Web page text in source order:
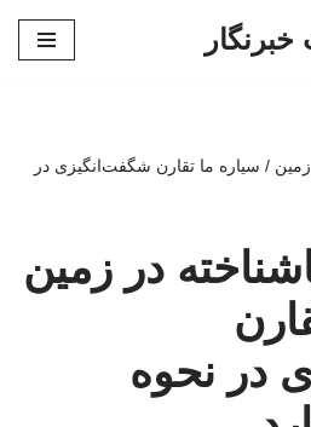
/ سیاره ما تقارن شگفت‌انگیزی در
در زمین
در نحوه